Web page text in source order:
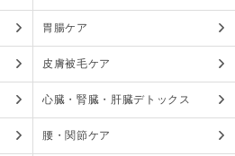
胃腸ケア
皮膚被毛ケア
心臓・腎臓・肝臓デトックス
腰・関節ケア